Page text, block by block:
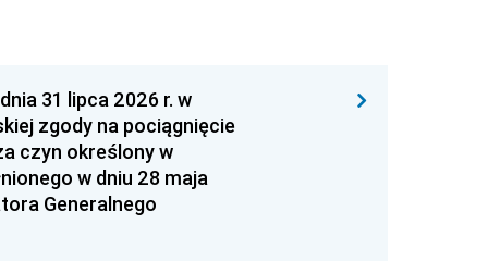
31 lipca 2026 r. w
zgody na pociągnięcie
czyn określony w
w dniu 28 maja
Generalnego